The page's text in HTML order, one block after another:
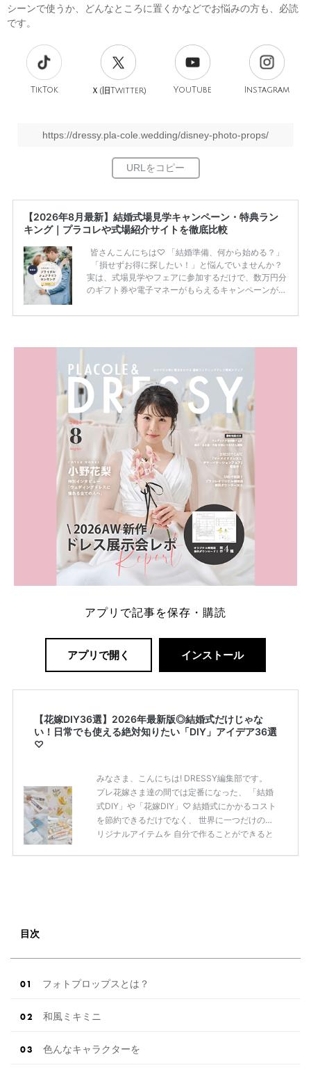
シーンで使うか、どんなところに置くかなどでお悩みの方も、必読
です。
TikTok Ｘ(旧Twitter) YouTube Instagram
https://dressy.pla-cole.wedding/disney-photo-props/
【2026年8月最新】結婚式場見学キャンペーン・特典ラン
キング｜プラコレや式場紹介サイトを徹底比較
皆さんこんにちは♡ 「結婚準備、何から始める？」
「損せずお得に探したい！」と悩んでいませんか？
実は、式場見学やフェアに参加するだけで、数万円分
のギフト券や電子マネーがもらえるキャンペーンがあ
ため、比較せずに選ぶと損をしてしまうことも……。
内容：特典金額・条件・応募方法・注意点 「どこが
一番お得？」「プラコレの特典は？」といった疑問も
解決します。 まずは診断で候補を絞れる「ウェディ
ング診断」か、体験型 […]
続きを読む
アプリで記事を保存・購読
アプリで開く インストール
【花嫁DIY36選】2026年最新版◎結婚式だけじゃな
い！日常でも使える絶対知りたい「DIY」アイデア36選
♡
みなさま、こんにちは! DRESSY編集部です。
プレ花嫁さま達の間では定番になった、 「結婚
式DIY」や「花嫁DIY」♡ 結婚式にかかるコスト
を節約できるだけでなく、 世界に一つだけのオ
リジナルアイテムを 自分で作ることができると
ン内容をま […]続きを読む
目次
フォトプロップスとは？
和風ミキミニ
色んなキャラクターを